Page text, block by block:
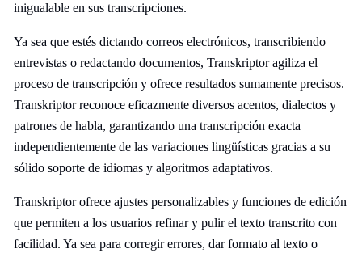
inigualable en sus transcripciones.
Ya sea que estés dictando correos electrónicos, transcribiendo
entrevistas o redactando documentos, Transkriptor agiliza el
proceso de transcripción y ofrece resultados sumamente precisos.
Transkriptor reconoce eficazmente diversos acentos, dialectos y
patrones de habla, garantizando una transcripción exacta
independientemente de las variaciones lingüísticas gracias a su
sólido soporte de idiomas y algoritmos adaptativos.
Transkriptor ofrece ajustes personalizables y funciones de edición
que permiten a los usuarios refinar y pulir el texto transcrito con
facilidad. Ya sea para corregir errores, dar formato al texto o